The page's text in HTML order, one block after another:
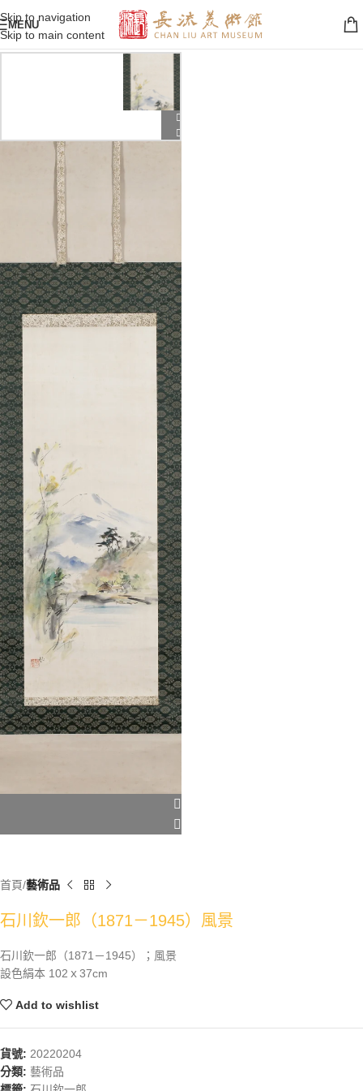
Skip to navigation
Skip to main content
MENU
首頁 藝術品
石川欽一郎（1871－1945）風景
石川欽一郎（1871－1945）；風景
設色絹本 102ｘ37cm
Add to wishlist
貨號: 20220204
分類: 藝術品